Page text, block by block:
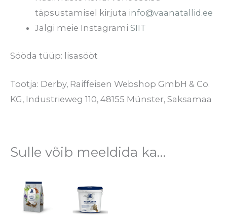
täpsustamisel kirjuta info@vaanatallid.ee
Jälgi meie InstagramiSIIT
Sööda tüüp: lisasööt
Tootja: Derby, Raiffeisen Webshop GmbH & Co.
KG, Industrieweg 110, 48155 Münster, Saksamaa
Sulle võib meeldida ka…
€6.00
kuni
€12.50
Sellel
tootel
€2.00
kuni
€32.95
tootel
on